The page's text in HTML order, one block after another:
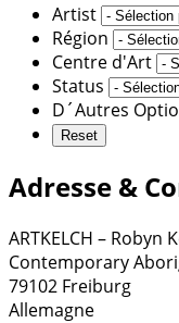
Artist
Région
Centre d'Art
Status
D´Autres
Adresse &
ARTKELCH – Robyn
Contemporary
79102 Freiburg
Allemagne